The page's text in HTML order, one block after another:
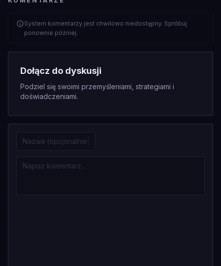
System komentarzy jest chwilowo niedostępny. Spróbuj
ponownie później.
Dołącz do dyskusji
Podziel się swoimi przemyśleniami, strategiami i
doświadczeniami.